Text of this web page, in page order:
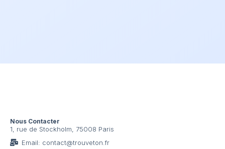
Nous Contacter
1, rue de Stockholm, 75008 Paris
Email: contact@trouveton.fr